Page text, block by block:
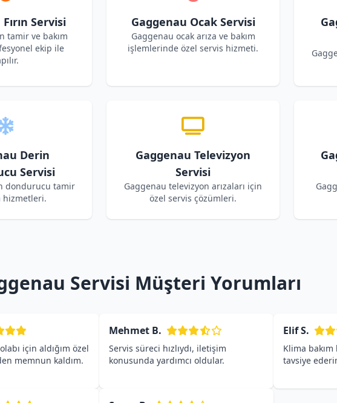
Servisi
tamir ve bakım
ekip ile
Gaggenau Ocak Servisi
Gaggenau ocak arıza ve bakım
işlemlerinde özel servis hizmeti.
Derin
Servisi
dondurucu tamir
hizmetleri.
Gaggenau Televizyon
Servisi
Gaggenau televizyon arızaları için
özel servis çözümleri.
Servisi Müşteri Yorumları
için aldığım özel
memnun kaldım.
Mehmet B.
Servis süreci hızlıydı, iletişim
konusunda yardımcı oldular.
Elif S.
Klima
tavsiye